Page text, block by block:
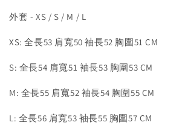
外套 - XS / S / M / L
XS: 全長53 肩寬50 袖長52 胸圍51 CM
S: 全長54 肩寬51 袖長53 胸圍53 CM
M: 全長55 肩寬52 袖長54 胸圍55 CM
L: 全長56 肩寬53 袖長55 胸圍57 CM